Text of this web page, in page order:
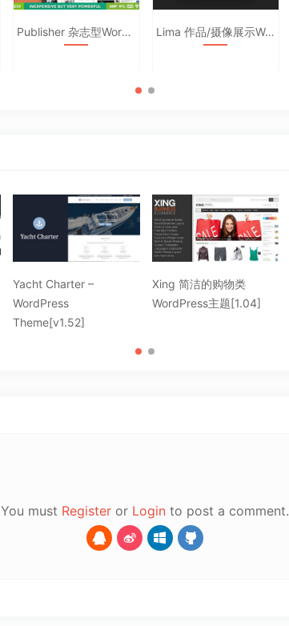
Lima 作品/摄像展示WordPress主题汉化 PowerPack For Elements汉化破解版2.2.7
Xing 简洁的购物类
WordPress主题[1.04]
RT-Theme 19 响应式多
用途企业WP主题[2.8]
You must Register or Login to post a comment.